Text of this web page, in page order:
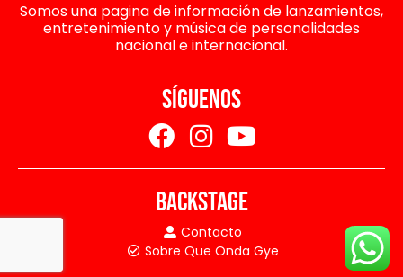
Somos una pagina de información de lanzamientos,
entretenimiento y música de personalidades
nacional e internacional.
SÍGUENOS
BACKSTAGE
Contacto
Sobre Que Onda Gye